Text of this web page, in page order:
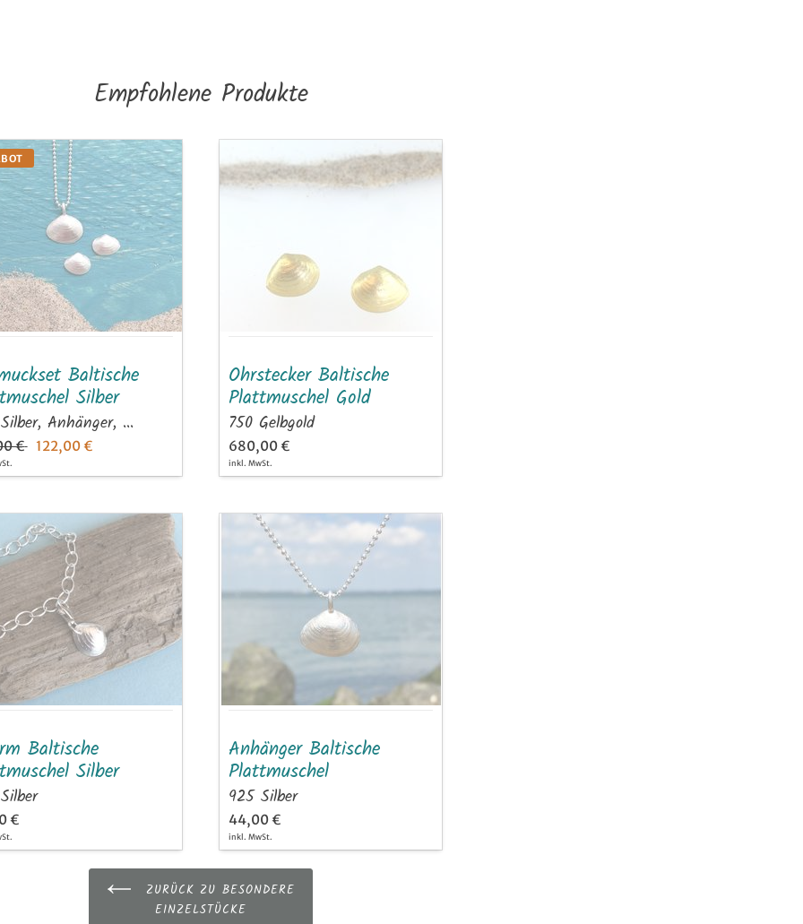
Empfohlene Produkte
Baltische
Silber
Anhänger, ...
€ 122,00 €
Ohrstecker
Baltische
Plattmuschel
Ohrstecker Baltische
Plattmuschel Gold
750 Gelbgold
680,00 €
inkl. MwSt.
Baltische
Silber
€
Anhänger
Baltische
Plattmuschel
Anhänger Baltische
Plattmuschel
925 Silber
44,00 €
inkl. MwSt.
ZURÜCK ZU BESONDERE
EINZELSTÜCKE